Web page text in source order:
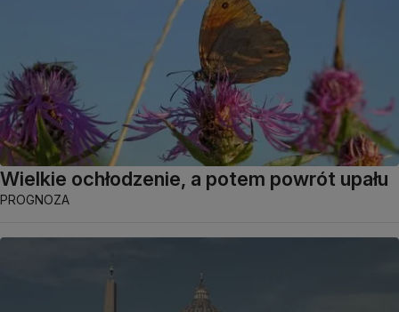
Wielkie ochłodzenie, a potem powrót upału
PROGNOZA